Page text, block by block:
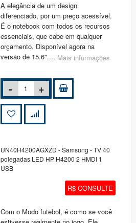
A elegância de um design
diferenciado, por um preço acessível.
É o notebook com todos os recursos
essenciais, que cabe em qualquer
orçamento. Disponível agora na
versão de 15.6".... Mais informações
UN40H4200AGXZD - Samsung - TV 40
polegadas LED HP H4200 2 HMDI 1
USB
R$ CONSULTE
Com o Modo futebol, é como se você